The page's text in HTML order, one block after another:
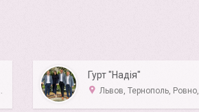
Гурт "Надія"
Львов, Тернополь, Ровно, Ужгород, Хмельницкий